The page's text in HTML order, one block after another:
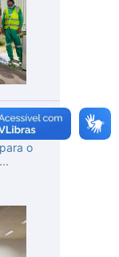
de
o